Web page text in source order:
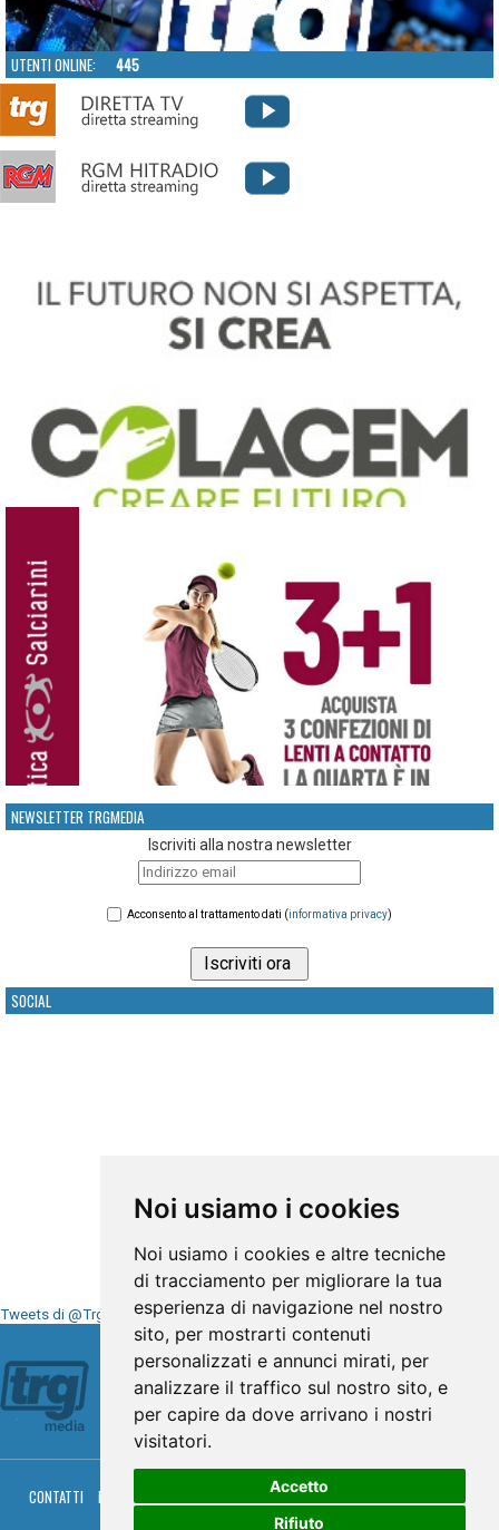
Noi usiamo i cookies
Noi usiamo i cookies e altre tecniche
di tracciamento per migliorare la tua
esperienza di navigazione nel nostro
sito, per mostrarti contenuti
personalizzati e annunci mirati, per
analizzare il traffico sul nostro sito, e
per capire da dove arrivano i nostri
visitatori.
Accetto
Rifiuto
UTENTI ONLINE: 445
NEWSLETTER TRGMEDIA
Iscriviti alla nostra newsletter
Acconsento al trattamento dati (informativa privacy)
SOCIAL
Tweets di @TrgMedia
Seguici su
CONTATTI PRIVACY PALINSESTO DIRETTA TV
RGM HITRADIO